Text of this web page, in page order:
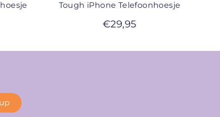
Tough iPhone Telefoonhoesje
€29,95